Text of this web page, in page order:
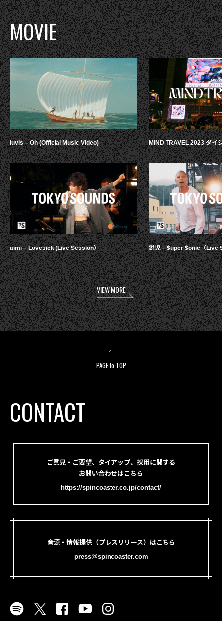
MOVIE
luvis – Oh (Official Music Video)
aimi – Lovesick (Live Session）
MIND TRAVEL 2023 ダイ
鋭児 – $uper $onic（Live
VIEW MORE
PAGE to TOP
CONTACT
ご意見・ご要望、タイアップ、採用に関する
お問い合わせはこちら
https://spincoaster.co.jp/contact/
音源・情報提供（プレスリリース）はこちら
press@spincoaster.com